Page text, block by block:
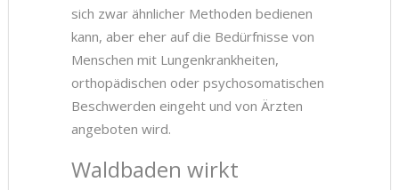
sich zwar ähnlicher Methoden bedienen
kann, aber eher auf die Bedürfnisse von
Menschen mit Lungenkrankheiten,
orthopädischen oder psychosomatischen
Beschwerden eingeht und von Ärzten
angeboten wird.
Waldbaden wirkt